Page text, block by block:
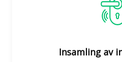
Insamling av